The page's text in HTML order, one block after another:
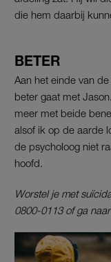
die hem daarbij
BETER
Aan het einde van
beter gaat met
meer met beide
alsof ik op de aarde
de psycholoog niet
hoofd.
Worstel je met
0800-0113 of ga